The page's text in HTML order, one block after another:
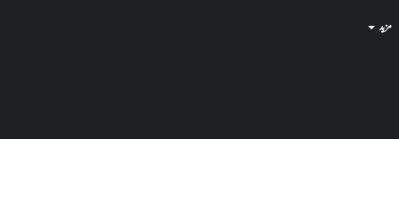
مزید